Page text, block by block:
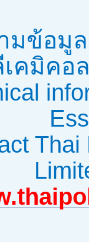
มข้อมู
เคมิคอ